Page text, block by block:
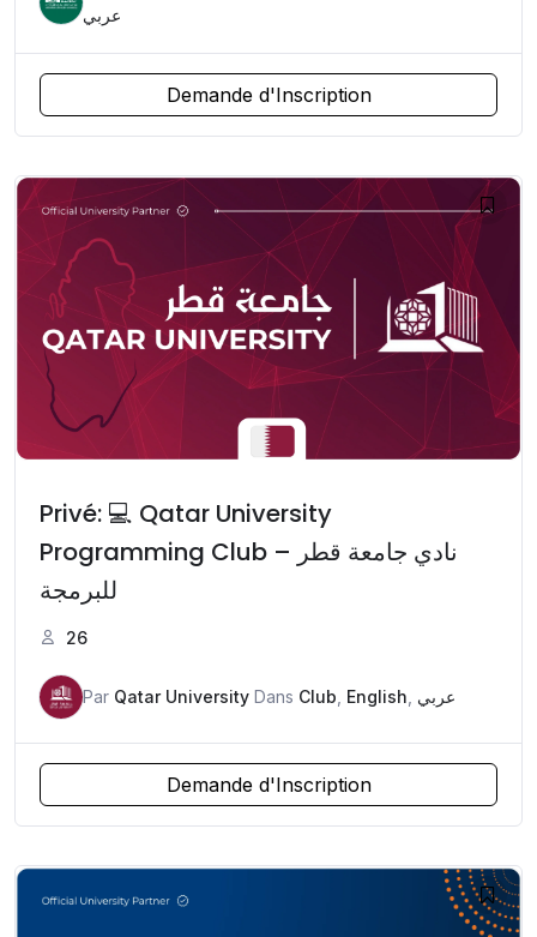
عربي
Demande d'Inscription
Privé: 💻 Qatar University
Programming Club – نادي جامعة قطر
للبرمجة
26
Par Qatar University Dans Club English عربي
Demande d'Inscription